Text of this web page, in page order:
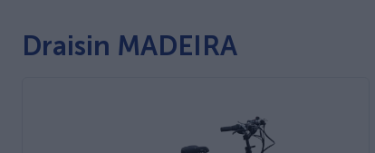
Draisin MADEIRA